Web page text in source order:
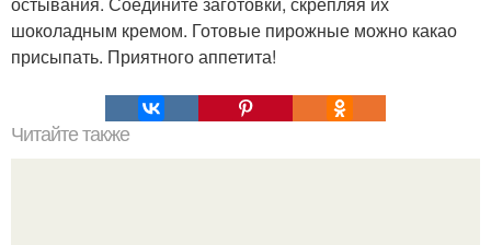
шоколадным кремом. Готовые пирожные можно какао
присыпать. Приятного аппетита!
Читайте также